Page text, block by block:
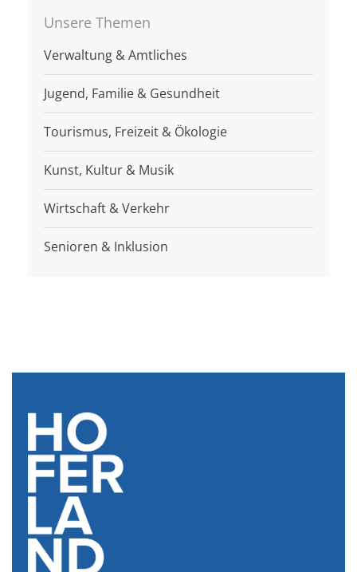
Unsere Themen
Verwaltung & Amtliches
Jugend, Familie & Gesundheit
Tourismus, Freizeit & Ökologie
Kunst, Kultur & Musik
Wirtschaft & Verkehr
Senioren & Inklusion